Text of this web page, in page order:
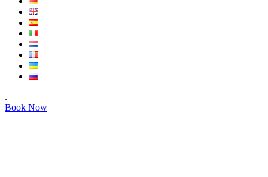
.
Book Now